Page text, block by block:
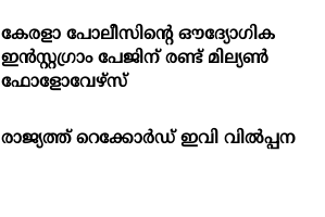
കേരളാ പോലീസിന്‍റെ ഔദ്യോഗിക
ഇന്‍സ്റ്റഗ്രാം പേജിന് രണ്ട് മില്യണ്‍
ഫോളോവേഴ്സ്
രാജ്യത്ത് റെക്കോർഡ് ഇവി വിൽപ്പന